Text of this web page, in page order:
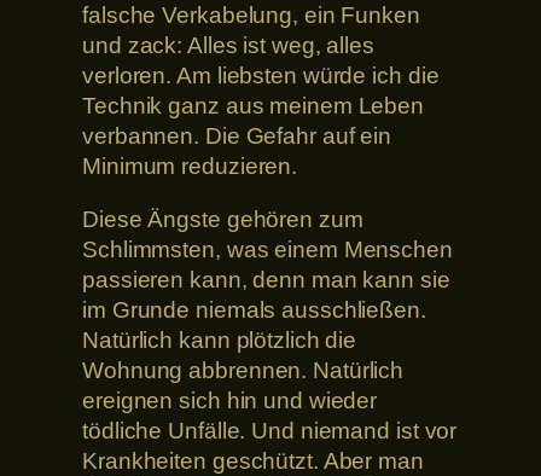
falsche Verkabelung, ein Funken
und zack: Alles ist weg, alles
verloren. Am liebsten würde ich die
Technik ganz aus meinem Leben
verbannen. Die Gefahr auf ein
Minimum reduzieren.
Diese Ängste gehören zum
Schlimmsten, was einem Menschen
passieren kann, denn man kann sie
im Grunde niemals ausschließen.
Natürlich kann plötzlich die
Wohnung abbrennen. Natürlich
ereignen sich hin und wieder
tödliche Unfälle. Und niemand ist vor
Krankheiten geschützt. Aber man